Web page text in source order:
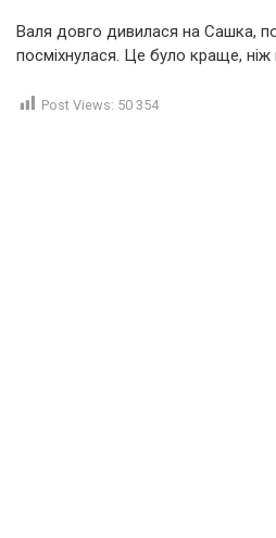
Валя довго дивилася на Сашка,
посміхнулася. Це було краще, ніж
Post Views: 50 354